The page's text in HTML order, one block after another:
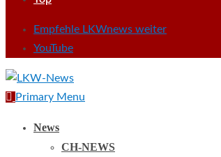
Empfehle LKWnews weiter
YouTube
Primary Menu
News
CH-NEWS